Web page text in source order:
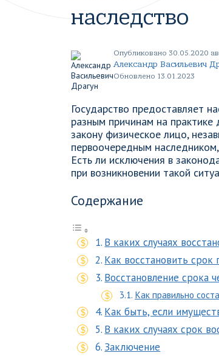
наследство
Опубликовано 30.05.2020
Александр Васильевич
Обновлено 13.01.2023
Государство предоставляет
разным причинам на практике
закону физическое лицо,
первоочередным
Есть ли исключения в
при возникновении такой
Содержание
В каких случаях
Как восстановить
Восстановление срока
Как правильно
Как быть, если
В каких случаях срок
Заключение